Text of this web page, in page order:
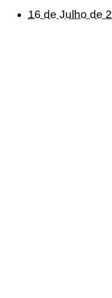
16 de Julho de